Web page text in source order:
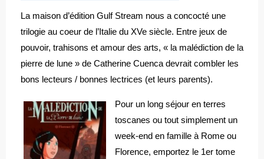
La maison d’édition Gulf Stream nous a concocté une
trilogie au coeur de l’Italie du XVe siècle. Entre jeux de
pouvoir, trahisons et amour des arts, « la malédiction de la
pierre de lune » de Catherine Cuenca devrait combler les
bons lecteurs / bonnes lectrices (et leurs parents).
Pour un long séjour en terres
toscanes ou tout simplement un
week-end en famille à Rome ou
Florence, emportez le 1er tome